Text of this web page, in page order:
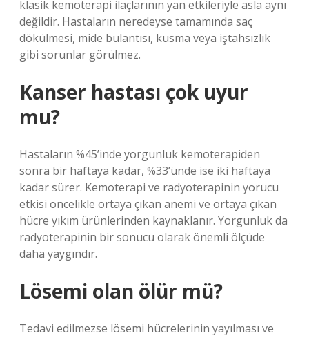
klasik kemoterapi ilaçlarının yan etkileriyle asla aynı
değildir. Hastaların neredeyse tamamında saç
dökülmesi, mide bulantısı, kusma veya iştahsızlık
gibi sorunlar görülmez.
Kanser hastası çok uyur
mu?
Hastaların %45’inde yorgunluk kemoterapiden
sonra bir haftaya kadar, %33’ünde ise iki haftaya
kadar sürer. Kemoterapi ve radyoterapinin yorucu
etkisi öncelikle ortaya çıkan anemi ve ortaya çıkan
hücre yıkım ürünlerinden kaynaklanır. Yorgunluk da
radyoterapinin bir sonucu olarak önemli ölçüde
daha yaygındır.
Lösemi olan ölür mü?
Tedavi edilmezse lösemi hücrelerinin yayılması ve